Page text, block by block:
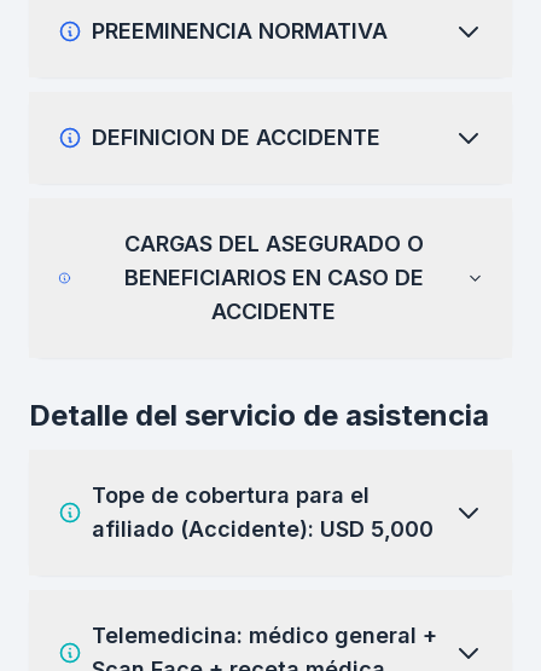
PREEMINENCIA NORMATIVA
DEFINICION DE ACCIDENTE
CARGAS DEL ASEGURADO O
BENEFICIARIOS EN CASO DE
ACCIDENTE
Detalle del servicio de asistencia
Tope de cobertura para el
afiliado (Accidente): USD 5,000
Telemedicina: médico general +